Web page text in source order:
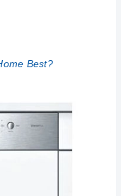
Best?